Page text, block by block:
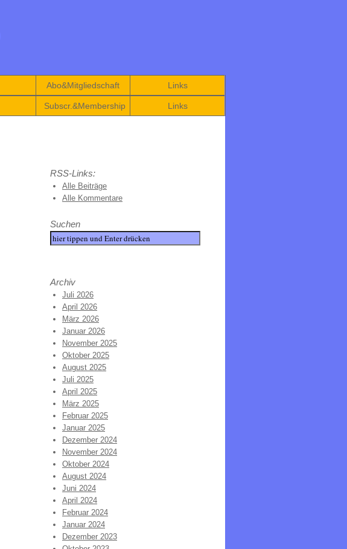
Abo&Mitgliedschaft Links
Subscr.&Membership Links
RSS-Links:
Alle Beiträge
Alle Kommentare
Suchen
Archiv
Juli 2026
April 2026
März 2026
Januar 2026
November 2025
Oktober 2025
August 2025
Juli 2025
April 2025
März 2025
Februar 2025
Januar 2025
Dezember 2024
November 2024
Oktober 2024
August 2024
Juni 2024
April 2024
Februar 2024
Januar 2024
Dezember 2023